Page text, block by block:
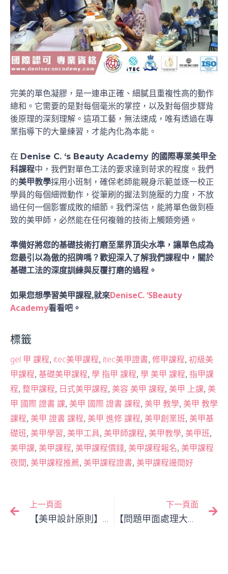
完美的單色凝膠，是一連串正確、細膩且重複性高的動作
總和。它需要的是對每個毫米的掌控，以及對每個步驟背
後原理的深刻理解。這項工藝，無法速成，唯有透過在專
業指導下的大量練習，才能內化為本能。
在 Denise C. ‘s Beauty Academy 的國際專業美甲全
科課程中，我們對單色工法的要求達到苛求的程度。我們
的美甲教學採用小班制，確保老師能親身示範並逐一校正
學員的每個細微動作，從筆刷的握法到施壓的力度，不放
過任何一個影響成敗的細節。我們深信，能將單色做到極
致的美甲師，必然能在任何複雜的技術上觸類旁通。
準備好將您的基礎技術打磨至業界頂尖水準，讓單色成為
您最引以為傲的招牌嗎？歡迎深入了解我們課程中，關於
基礎工法的深度訓練與反覆打磨的過程。
如果您想學習美甲課程,就來DeniseC. ‘SBeauty
Academy看看吧。
標籤
gel 甲 課程, itec美甲課程, itec美甲證書, 修甲課程, 初級美
甲課程, 基礎美甲課程, 學 指甲 課程, 學 美甲 課程, 指甲課
程, 整甲課程, 日式美甲課程, 美容 美甲 課程, 美甲 上課, 美
甲 國際 證書 課, 美甲 國際 證書 課程, 美甲 教學, 美甲 教學
課程, 美甲 證書 課程, 美甲 進修 課程, 美甲創業班, 美甲基
礎班, 美甲學習, 美甲工具, 美甲師課程, 美甲教學, 美甲班,
美甲課, 美甲課程, 美甲課程價錢, 美甲課程報名, 美甲課程
夜間, 美甲課程推薦, 美甲課程證書, 美甲課程邊間好
上一頁面
【美甲設計原則】從構圖、平衡到焦點，打造視覺舒適的美甲設計
下一頁面
【問題甲面處理大全】面對凹凸甲、扇形甲、鷹勾甲，如何完美鋪膠？